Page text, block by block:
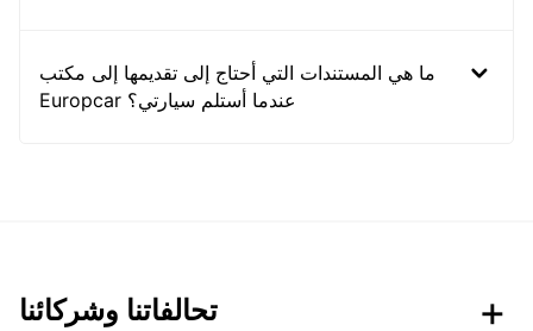
ما هي المستندات التي أحتاج إلى تقديمها إلى مكتب
Europcar عندما أستلم سيارتي؟
تحالفاتنا وشركائنا